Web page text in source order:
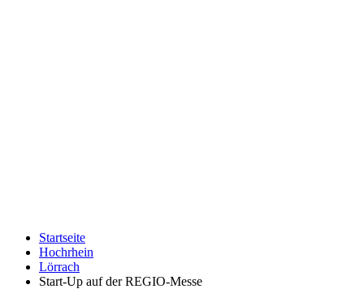
Startseite
Hochrhein
Lörrach
Start-Up auf der REGIO-Messe